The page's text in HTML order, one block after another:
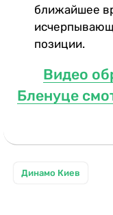
ближайшее
позиции.
Видео
Бленуце
Динамо Киев